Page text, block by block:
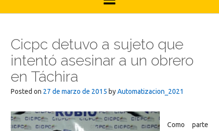
Cicpc detuvo a sujeto que
intentó asesinar a un obrero
en Táchira
Posted on 27 de marzo de 2015 byAutomatizacion_2021
Como parte